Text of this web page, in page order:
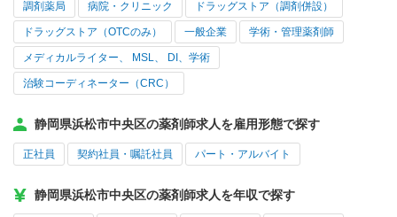
調剤薬局 病院・クリニック ドラッグストア（調剤併設）
ドラッグストア（OTCのみ） 一般企業 学術・管理薬剤師
メディカルライター、 MSL、 DI、学術
治験コーディネーター（CRC）
静岡県浜松市中央区の薬剤師求人を雇用形態で探す
正社員 契約社員・嘱託社員 パート・アルバイト
静岡県浜松市中央区の薬剤師求人を年収で探す